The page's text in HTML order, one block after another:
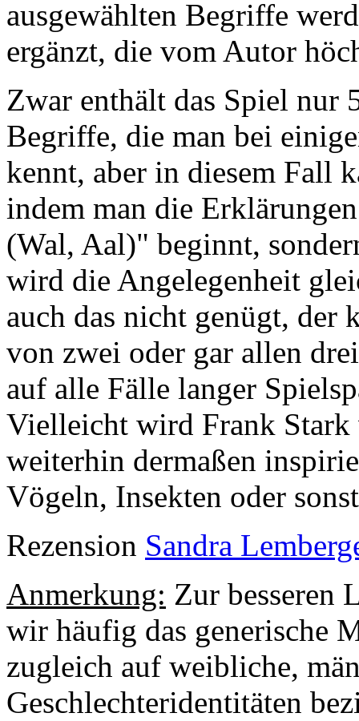
ausgewählten Begriffe
ergänzt, die vom Autor
Zwar enthält das Spiel nur
Begriffe, die man bei
kennt, aber in diesem Fall
indem man die
(Wal, Aal)" beginnt,
wird die Angelegenheit
auch das nicht genügt, der
von zwei oder gar allen
auf alle Fälle langer
Vielleicht wird Frank Stark
weiterhin dermaßen
Vögeln, Insekten oder
Rezension Sandra
Anmerkung: Zur besseren
wir häufig das generische
zugleich auf weibliche,
Geschlechteridentitäten